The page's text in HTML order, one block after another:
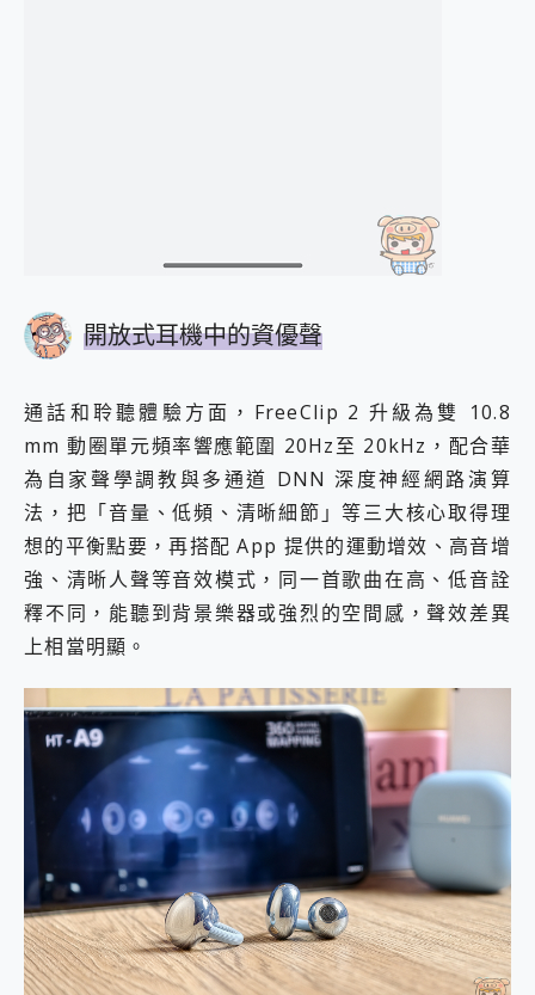
開放式耳機中的資優聲
通話和聆聽體驗方面，FreeClip 2 升級為雙 10.8
mm 動圈單元頻率響應範圍 20Hz至 20kHz，配合華
為自家聲學調教與多通道 DNN 深度神經網路演算
法，把「音量、低頻、清晰細節」等三大核心取得理
想的平衡點要，再搭配 App 提供的運動增效、高音增
強、清晰人聲等音效模式，同一首歌曲在高、低音詮
釋不同，能聽到背景樂器或強烈的空間感，聲效差異
上相當明顯。